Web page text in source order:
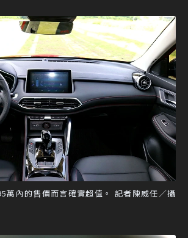
萬內的售價而言確實超值。 記者陳威任／攝